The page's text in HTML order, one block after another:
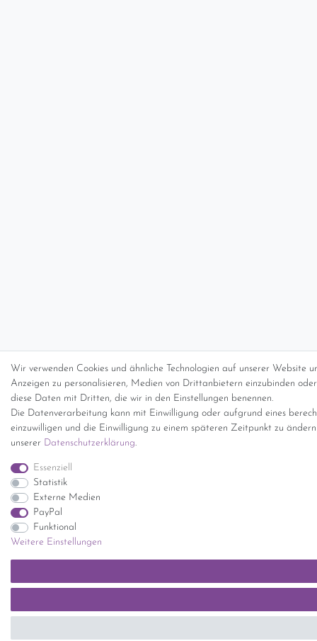
Wir verwenden Cookies und ähnliche Technologien auf unserer Website
Anzeigen zu personalisieren, Medien von Drittanbietern einzubinden
diese Daten mit Dritten, die wir in den Einstellungen benennen.
Die Datenverarbeitung kann mit Einwilligung oder aufgrund eines
einzuwilligen und die Einwilligung zu einem späteren Zeitpunkt zu
unserer Daten­schutz­erklärung.
Essenziell
Statistik
Externe Medien
PayPal
Funktional
Weitere Einstellungen
Informationen zur Echtheit der Bewertungen